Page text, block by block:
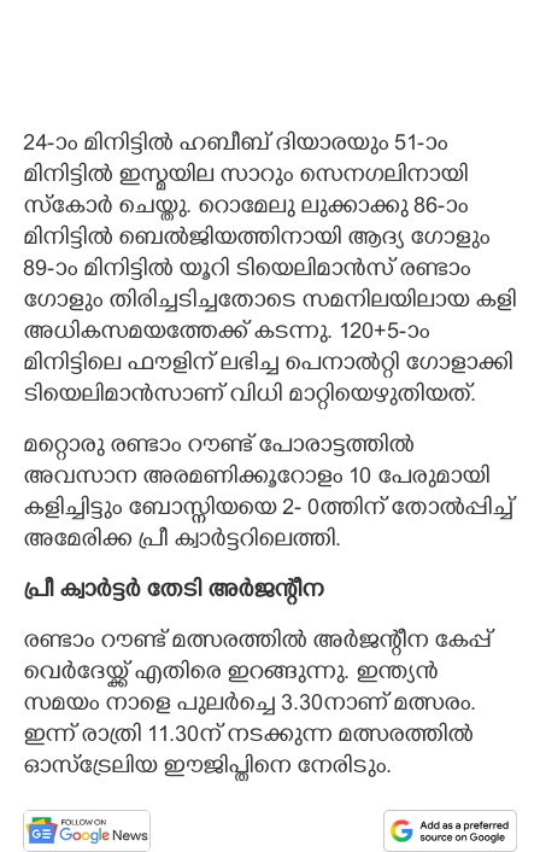
24-ാം മിനിട്ടിൽ ഹബീബ് ദിയാരയും 51-ാം
മിനിട്ടിൽ ഇസ്മയില സാറും സെനഗലിനായി
സ്കോർ ചെയ്തു. റൊമേലു ലുക്കാക്കു 86-ാം
മിനിട്ടിൽ ബെൽജിയത്തിനായി ആദ്യ ഗോളും
89-ാം മിനിട്ടിൽ യൂറി ടിയെലിമാൻസ് രണ്ടാം
ഗോളും തിരിച്ചടിച്ചതോടെ സമനിലയിലായ കളി
അധികസമയത്തേക്ക് കടന്നു. 120+5-ാം
മിനിട്ടിലെ ഫൗളിന് ലഭിച്ച പെനാൽറ്റി ഗോളാക്കി
ടിയെലിമാൻസാണ് വിധി മാറ്റിയെഴുതിയത്.
മറ്റൊരു രണ്ടാം റൗണ്ട് പോരാട്ടത്തിൽ
അവസാന അരമണിക്കൂറോളം 10 പേരുമായി
കളിച്ചിട്ടും ബോസ്നിയയെ 2- 0ത്തിന് തോൽപ്പിച്ച്
അമേരിക്ക പ്രീ ക്വാർട്ടറിലെത്തി.
പ്രീ ക്വാർട്ടർ തേടി അർജന്റീന
രണ്ടാം റൗണ്ട് മത്സരത്തിൽ അർജന്റീന കേപ്പ്
വെർദേയ്ക്ക് എതിരെ ഇറങ്ങുന്നു. ഇന്ത്യൻ
സമയം നാളെ പുലർച്ചെ 3.30നാണ് മത്സരം.
ഇന്ന് രാത്രി 11.30ന് നടക്കുന്ന മത്സരത്തിൽ
ഓസ്ട്രേലിയ ഈജിപ്തിനെ നേരിടും.